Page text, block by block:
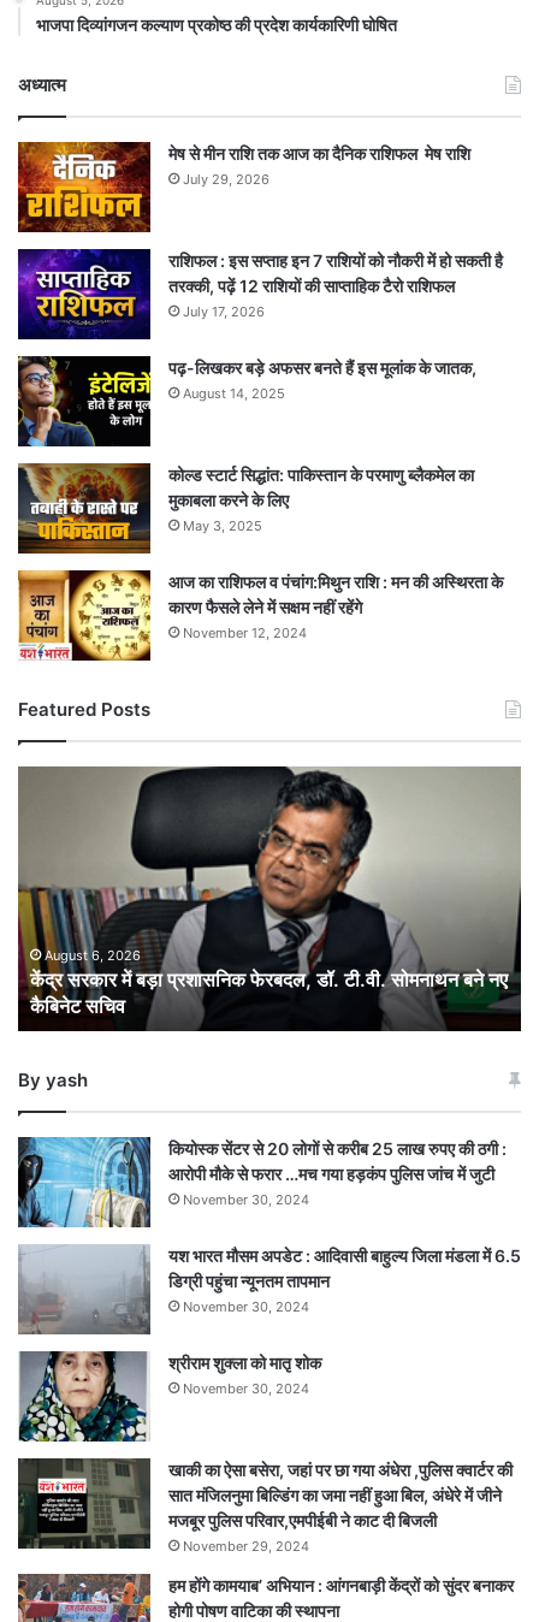
भाजपा दिव्यांगजन कल्याण प्रकोष्ठ की प्रदेश कार्यकारिणी घोषित
अध्यात्म
मेष से मीन राशि तक आज का दैनिक राशिफल मेष राशि
July 29, 2026
राशिफल : इस सप्ताह इन 7 राशियों को नौकरी में हो सकती है
तरक्की, पढ़ें 12 राशियों की साप्ताहिक टैरो राशिफल
July 17, 2026
पढ़-लिखकर बड़े अफसर बनते हैं इस मूलांक के जातक,
August 14, 2025
कोल्ड स्टार्ट सिद्धांत: पाकिस्तान के परमाणु ब्लैकमेल का
मुकाबला करने के लिए
May 3, 2025
आज का राशिफल व पंचांग:मिथुन राशि : मन की अस्थिरता के
कारण फैसले लेने में सक्षम नहीं रहेंगे
November 12, 2024
Featured Posts
फेरबदल,
डॉ.
टी.वी.
सोमनाथन
बने
नए
सचिव
August 6, 2026
केंद्र सरकार में बड़ा प्रशासनिक फेरबदल, डॉ. टी.वी. सोमनाथन बने नए
कैबिनेट सचिव
By yash
कियोस्क सेंटर से 20 लोगों से करीब 25 लाख रुपए की ठगी :
आरोपी मौके से फरार …मच गया हड़कंप पुलिस जांच में जुटी
November 30, 2024
यश भारत मौसम अपडेट : आदिवासी बाहुल्य जिला मंडला में 6.5
डिग्री पहुंचा न्यूनतम तापमान
November 30, 2024
श्रीराम शुक्ला को मातृ शोक
November 30, 2024
खाकी का ऐसा बसेरा, जहां पर छा गया अंधेरा ,पुलिस क्वार्टर की
सात मंजिलनुमा बिल्डिंग का जमा नहीं हुआ बिल, अंधेरे में जीने
मजबूर पुलिस परिवार,एमपीईबी ने काट दी बिजली
November 29, 2024
हम होंगे कामयाब’ अभियान : आंगनबाड़ी केंद्रों को सुंदर बनाकर
होगी पोषण वाटिका की स्थापना